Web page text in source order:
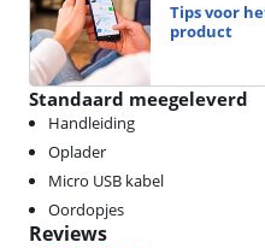
Tips voor
product
Standaard meegeleverd
Handleiding
Oplader
Micro USB kabel
Oordopjes
Reviews